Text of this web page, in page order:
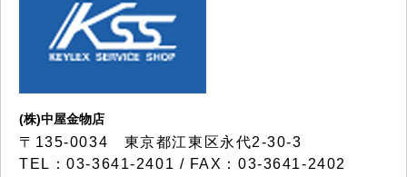
(株)中屋金物店
〒135-0034 東京都江東区永代2-30-3
TEL：03-3641-2401 / FAX：03-3641-2402